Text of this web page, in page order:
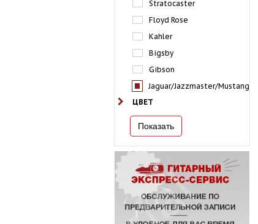
Stratocaster
Floyd Rose
Kahler
Bigsby
Gibson
Jaguar/Jazzmaster/Mustang
ЦВЕТ